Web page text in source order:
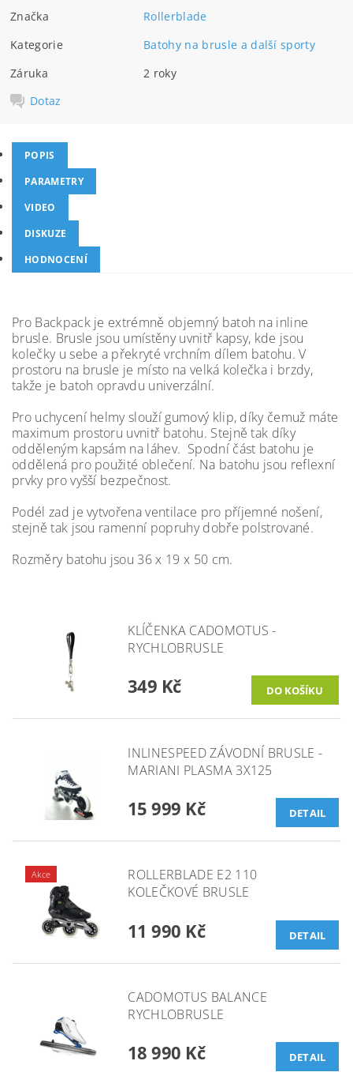
Značka
Rollerblade
Kategorie
Batohy na brusle a další sporty
Záruka
2 roky
Dotaz
POPIS
PARAMETRY
VIDEO
DISKUZE
HODNOCENÍ
Pro Backpack je extrémně objemný batoh na inline
brusle. Brusle jsou umístěny uvnitř kapsy, kde jsou
kolečky u sebe a překryté vrchním dílem batohu. V
prostoru na brusle je místo na velká kolečka i brzdy,
takže je batoh opravdu univerzální.
Pro uchycení helmy slouží gumový klip, díky čemuž máte
maximum prostoru uvnitř batohu. Stejně tak díky
odděleným kapsám na láhev. Spodní část batohu je
oddělená pro použité oblečení. Na batohu jsou reflexní
prvky pro vyšší bezpečnost.
Podél zad je vytvořena ventilace pro příjemné nošení,
stejně tak jsou ramenní popruhy dobře polstrované.
Rozměry batohu jsou 36 x 19 x 50 cm.
KLÍČENKA CADOMOTUS -
RYCHLOBRUSLE
349 Kč
INLINESPEED ZÁVODNÍ BRUSLE -
MARIANI PLASMA 3X125
15 999 Kč DETAIL
Akce
ROLLERBLADE E2 110
KOLEČKOVÉ BRUSLE
11 990 Kč DETAIL
CADOMOTUS BALANCE
RYCHLOBRUSLE
18 990 Kč DETAIL